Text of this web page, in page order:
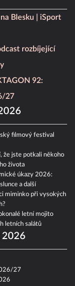
Blesku
iSport
rozbíjející
92:
27
filmový festival
že jste potkali někoho
života
úkazy 2026:
a další
miminko při vysokých
letní mojito
letních salátů
2026
27